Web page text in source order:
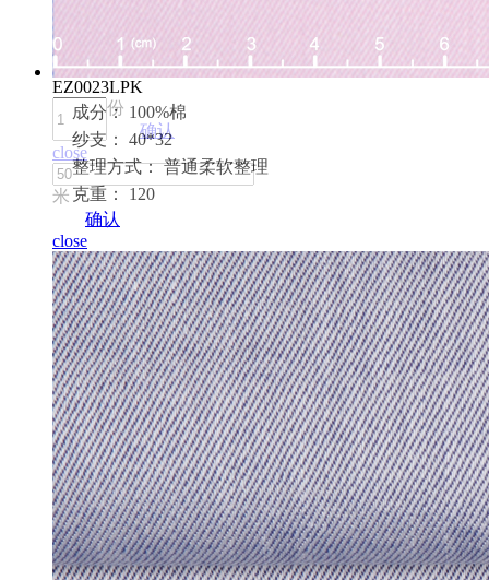
成分： 100%棉
纱支： 40*32
整理方式： 普通柔软整理
克重： 120
EZ0023LPK
份
确认
close
米
确认
close